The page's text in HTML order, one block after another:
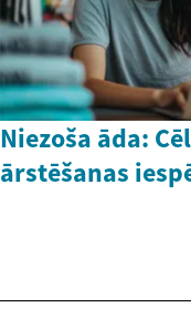
Niezoša āda:
ārstēšanas